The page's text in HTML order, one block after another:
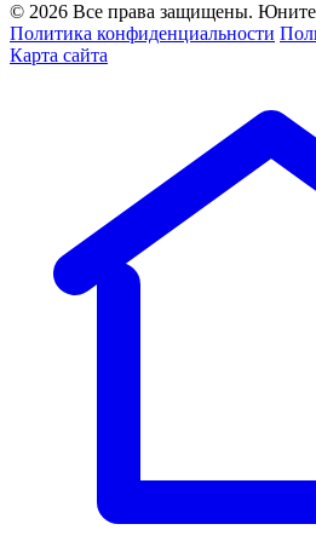
© 2026 Все права защищены.
Политика конфиденциальности
Карта сайта